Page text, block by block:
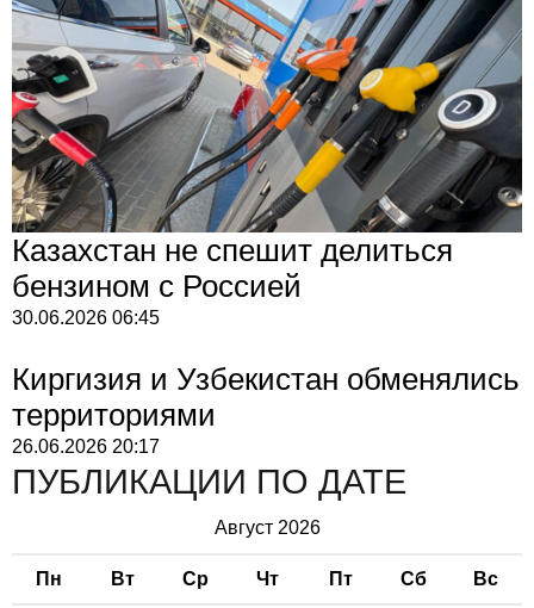
Казахстан не спешит делиться
бензином с Россией
30.06.2026 06:45
Киргизия и Узбекистан обменялись
территориями
26.06.2026 20:17
ПУБЛИКАЦИИ ПО ДАТЕ
Август 2026
Пн Вт Ср Чт Пт Сб Вс